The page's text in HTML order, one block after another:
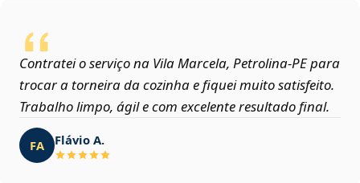
Contratei o serviço na Vila Marcela, Petrolina‑PE para
trocar a torneira da cozinha e fiquei muito satisfeito.
Trabalho limpo, ágil e com excelente resultado final.
FA Flávio A.